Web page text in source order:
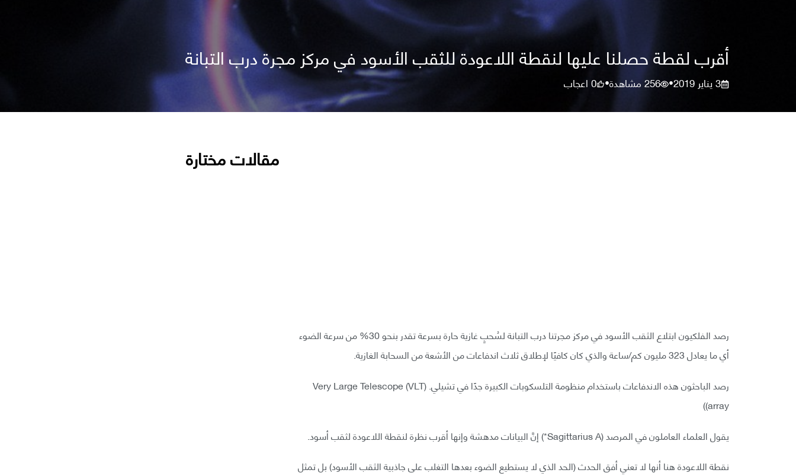
أقرب لقطة حصلنا عليها لنقطة اللاعودة للثقب الأسود في مركز مجرة درب التبانة
3 يناير 2019 •
256مشاهدة•
0اعجاب
رصد الفلكيون ابتلاع الثقب الأسود في مركز مجرتنا درب التبانة لسُحبٍ غازية حارة بسرعة تقدر بنحو 30% من سرعة الضوء
أي ما يعادل 323 مليون كم/ساعة والذي كان كافيًا لإطلاق ثلاث اندفاعات من الأشعة من السحابة الغازية.
رصد الباحثون هذه الاندفاعات باستخدام منظومة التلسكوبات الكبيرة جدًا في تشيلي. (VLT) Very Large Telescope
array))
يقول العلماء العاملون في المرصد (Sagittarius A*) إنَّ البيانات مدهشة وإنها أقرب نظرة لنقطة اللاعودة لثقب أسود.
نقطة اللاعودة هنا أنها لا تعني أفق الحدث (الحد الذي لا يستطيع الضوء بعدها التغلب على جاذبية الثقب الأسود) بل تمثل
مقالات مختارة